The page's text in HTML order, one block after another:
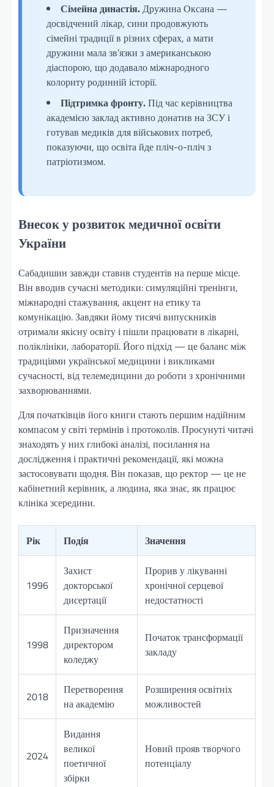
Сімейна династія.Дружина Оксана —
досвідчений лікар, сини продовжують
сімейні традиції в різних сферах, а мати
дружини мала зв’язки з американською
діаспорою, що додавало міжнародного
колориту родинній історії.
Підтримка фронту.Під час керівництва
академією заклад активно донатив на ЗСУ і
готував медиків для військових потреб,
показуючи, що освіта йде пліч-о-пліч з
патріотизмом.
Внесок у розвиток медичної освіти
України
Сабадишин завжди ставив студентів на перше місце.
Він вводив сучасні методики: симуляційні тренінги,
міжнародні стажування, акцент на етику та
комунікацію. Завдяки йому тисячі випускників
отримали якісну освіту і пішли працювати в лікарні,
поліклініки, лабораторії. Його підхід — це баланс між
традиціями української медицини і викликами
сучасності, від телемедицини до роботи з хронічними
захворюваннями.
Для початківців його книги стають першим надійним
компасом у світі термінів і протоколів. Просунуті читачі
знаходять у них глибокі аналізі, посилання на
дослідження і практичні рекомендації, які можна
застосовувати щодня. Він показав, що ректор — це не
кабінетний керівник, а людина, яка знає, як працює
клініка зсередини.
Рік Подія Значення
1996
Захист
докторської
дисертації
Прорив у лікуванні
хронічної серцевої
недостатності
1998
Призначення
директором
коледжу
Початок трансформації
закладу
2018
Перетворення
на академію
Розширення освітніх
можливостей
2024
Видання
великої
поетичної
збірки
Новий прояв творчого
потенціалу